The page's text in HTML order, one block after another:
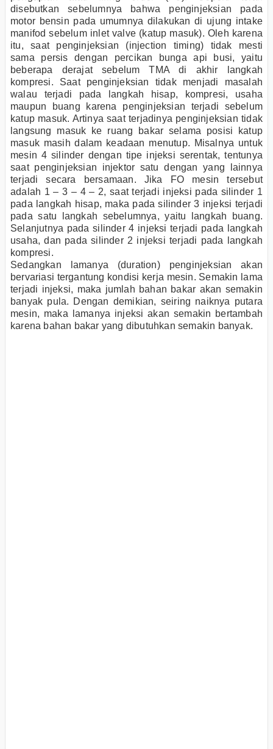
disebutkan sebelumnya bahwa penginjeksian pada
motor bensin pada umumnya dilakukan di ujung intake
manifod sebelum inlet valve (katup masuk). Oleh karena
itu, saat penginjeksian (injection timing) tidak mesti
sama persis dengan percikan bunga api busi, yaitu
beberapa derajat sebelum TMA di akhir langkah
kompresi. Saat penginjeksian tidak menjadi masalah
walau terjadi pada langkah hisap, kompresi, usaha
maupun buang karena penginjeksian terjadi sebelum
katup masuk. Artinya saat terjadinya penginjeksian tidak
langsung masuk ke ruang bakar selama posisi katup
masuk masih dalam keadaan menutup. Misalnya untuk
mesin 4 silinder dengan tipe injeksi serentak, tentunya
saat penginjeksian injektor satu dengan yang lainnya
terjadi secara bersamaan. Jika FO mesin tersebut
adalah 1 – 3 – 4 – 2, saat terjadi injeksi pada silinder 1
pada langkah hisap, maka pada silinder 3 injeksi terjadi
pada satu langkah sebelumnya, yaitu langkah buang.
Selanjutnya pada silinder 4 injeksi terjadi pada langkah
usaha, dan pada silinder 2 injeksi terjadi pada langkah
kompresi.
Sedangkan lamanya (duration) penginjeksian akan
bervariasi tergantung kondisi kerja mesin. Semakin lama
terjadi injeksi, maka jumlah bahan bakar akan semakin
banyak pula. Dengan demikian, seiring naiknya putara
mesin, maka lamanya injeksi akan semakin bertambah
karena bahan bakar yang dibutuhkan semakin banyak.